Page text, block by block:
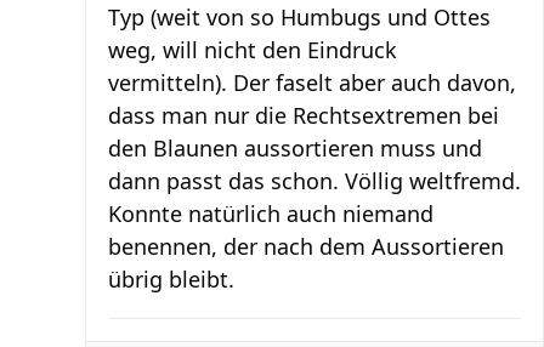
Typ (weit von so Humbugs und Ottes
weg, will nicht den Eindruck
vermitteln). Der faselt aber auch davon,
dass man nur die Rechtsextremen bei
den Blaunen aussortieren muss und
dann passt das schon. Völlig weltfremd.
Konnte natürlich auch niemand
benennen, der nach dem Aussortieren
übrig bleibt.